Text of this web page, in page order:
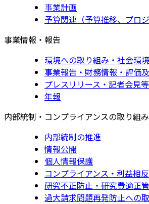
事業計画
予算関連（予算推移、プロジ
事業情報・報告
環境への取り組み・社会環
事業報告・財務情報・評価
プレスリリース・記者会見等
年報
内部統制・コンプライアンスの取り組み
内部統制の推進
情報公開
個人情報保護
コンプライアンス・利益相反
研究不正防止・研究費適正
過大請求問題再発防止への